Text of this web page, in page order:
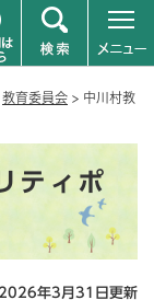
教育委員会 > 中川村教
ティポ
年3月31日更新